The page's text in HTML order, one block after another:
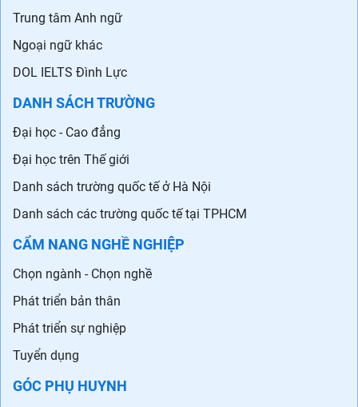
Trung tâm Anh ngữ
Ngoại ngữ khác
DOL IELTS Đình Lực
DANH SÁCH TRƯỜNG
Đại học - Cao đẳng
Đại học trên Thế giới
Danh sách trường quốc tế ở Hà Nội
Danh sách các trường quốc tế tại TPHCM
CẨM NANG NGHỀ NGHIỆP
Chọn ngành - Chọn nghề
Phát triển bản thân
Phát triển sự nghiệp
Tuyển dụng
GÓC PHỤ HUYNH